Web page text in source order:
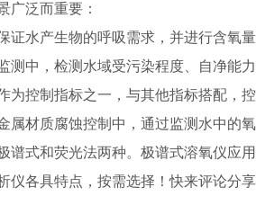
广泛而重要：
证水产生物的呼吸需求，并进行含氧
测中，检测水域受污染程度、自净能
为控制指标之一，与其他指标搭配，
属材质腐蚀控制中，通过监测水中的
谱式和荧光法两种。极谱式溶氧仪应
仪各具特点，按需选择！快来评论分